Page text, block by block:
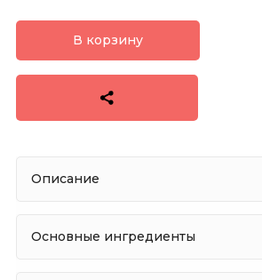
В корзину
Опиcание
Основные ингредиенты